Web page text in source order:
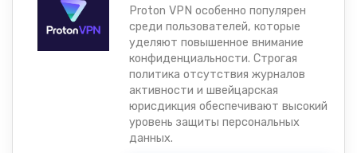
Proton VPN особенно популярен
среди пользователей, которые
уделяют повышенное внимание
конфиденциальности. Строгая
политика отсутствия журналов
активности и швейцарская
юрисдикция обеспечивают высокий
уровень защиты персональных
данных.